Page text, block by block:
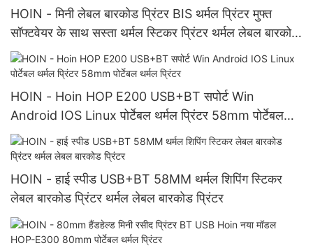
HOIN - मिनी लेबल बारकोड प्रिंटर BIS थर्मल प्रिंटर मुफ्त
सॉफ्टवेयर के साथ सस्ता थर्मल स्टिकर प्रिंटर थर्मल लेबल बारकोड
प्रिंटर
HOIN - Hoin HOP E200 USB+BT सपोर्ट Win
Android IOS Linux पोर्टेबल थर्मल प्रिंटर 58mm पोर्टेबल
थर्मल प्रिंटर
HOIN - हाई स्पीड USB+BT 58MM थर्मल शिपिंग स्टिकर
लेबल बारकोड प्रिंटर थर्मल लेबल बारकोड प्रिंटर